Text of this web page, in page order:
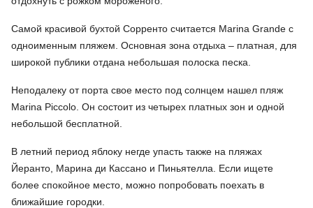
Самой красивой бухтой Сорренто считается Marina Grande с
одноименным пляжем. Основная зона отдыха – платная, для
широкой публики отдана небольшая полоска песка.
Неподалеку от порта свое место под солнцем нашел пляж
Marina Piccolo. Он состоит из четырех платных зон и одной
небольшой бесплатной.
В летний период яблоку негде упасть также на пляжах
Йеранто, Марина ди Кассано и Пиньятелла. Если ищете
более спокойное место, можно попробовать поехать в
ближайшие городки.